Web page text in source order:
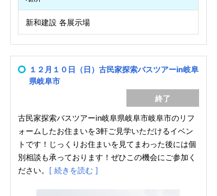
新和建設 各展示場
１２月１０日（日）古民家探索バスツアーin岐阜
県岐阜市
終了
古民家探索バスツアーin岐阜県岐阜市岐阜市のリフ
ォームしたお住まいを3軒ご見学いただけるイベン
トです！じっくりお住まいを見てまわった後には個
別相談も承っております！ぜひこの機会にご参加く
ださい。 [ 続きを読む ]